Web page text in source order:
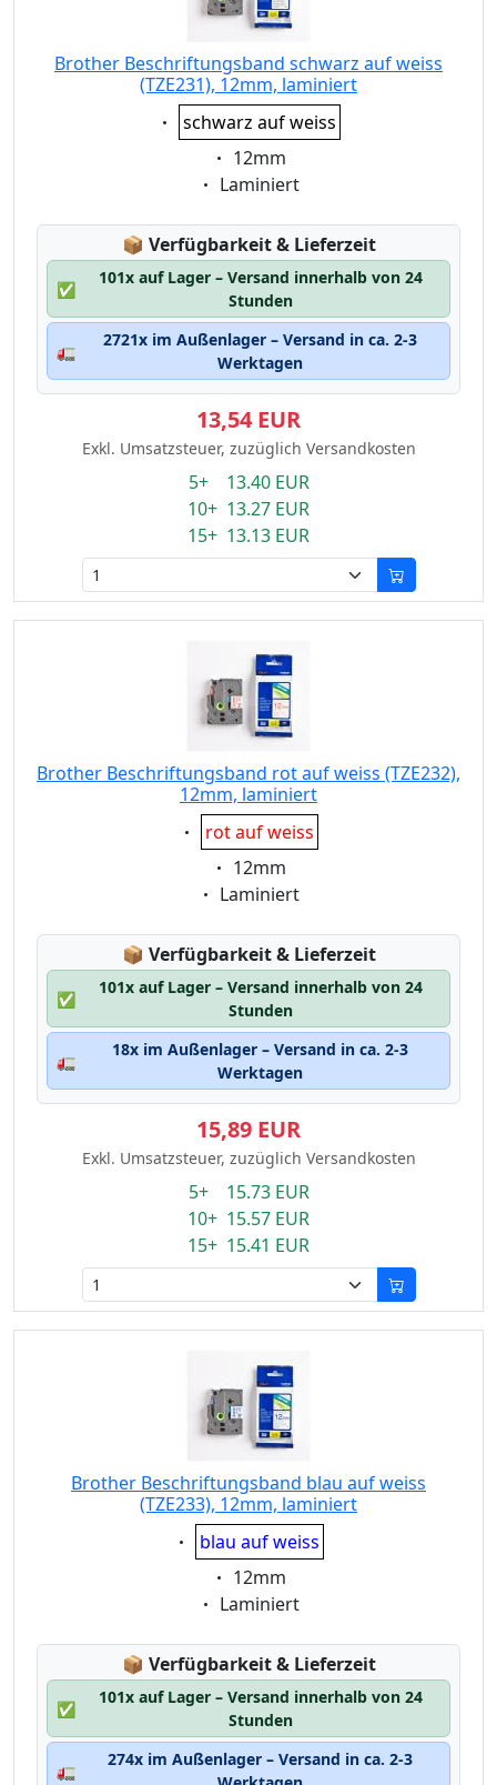
Brother Beschriftungsband schwarz auf weiss
(TZE231), 12mm, laminiert
Eigenschaft:
schwarz auf weiss
Eigenschaft:
12mm
Eigenschaft:
Laminiert
📦 Lagerstatus:
Verfügbarkeit & Lieferzeit
✅
101x auf Lager – Versand innerhalb von 24
Stunden
🚛
2721x im Außenlager – Versand in ca. 2-3
Werktagen
13,54 EUR
Exkl. Umsatzsteuer, zuzüglich Versandkosten
5+ 13.40 EUR
10+ 13.27 EUR
15+ 13.13 EUR
Brother Beschriftungsband rot auf weiss (TZE232),
12mm, laminiert
Eigenschaft:
rot auf weiss
Eigenschaft:
12mm
Eigenschaft:
Laminiert
📦 Lagerstatus:
Verfügbarkeit & Lieferzeit
✅
101x auf Lager – Versand innerhalb von 24
Stunden
🚛
18x im Außenlager – Versand in ca. 2-3
Werktagen
15,89 EUR
Exkl. Umsatzsteuer, zuzüglich Versandkosten
5+ 15.73 EUR
10+ 15.57 EUR
15+ 15.41 EUR
Brother Beschriftungsband blau auf weiss
(TZE233), 12mm, laminiert
Eigenschaft:
blau auf weiss
Eigenschaft:
12mm
Eigenschaft:
Laminiert
📦 Lagerstatus:
Verfügbarkeit & Lieferzeit
✅
101x auf Lager – Versand innerhalb von 24
Stunden
🚛
274x im Außenlager – Versand in ca. 2-3